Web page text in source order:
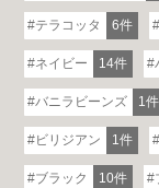
テラコッタ 6件
ネイビー 14件
バニラビーンズ 1件
ビリジアン 1件
ブラック 10件